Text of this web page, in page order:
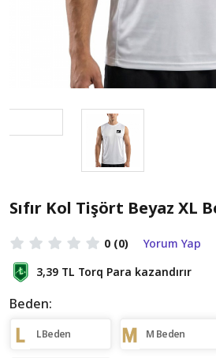
Sıfır Kol Tişört Beyaz XL
0 (0)
Yorum Yap
3,39 TL Torq Para kazandırır
Beden:
L Beden M Beden